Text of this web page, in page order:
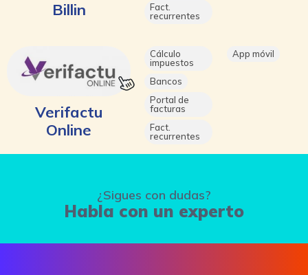
Billin
Fact.
recurrentes
Verifactu
Online
Cálculo
impuestos
Bancos
Portal de
facturas
Fact.
recurrentes
App móvil
¿Sigues con dudas?
Habla con un experto